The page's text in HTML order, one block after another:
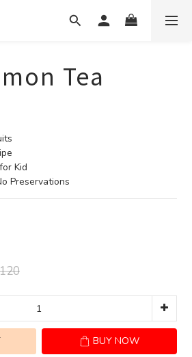
Tea
Kid
Preservations
BUY NOW